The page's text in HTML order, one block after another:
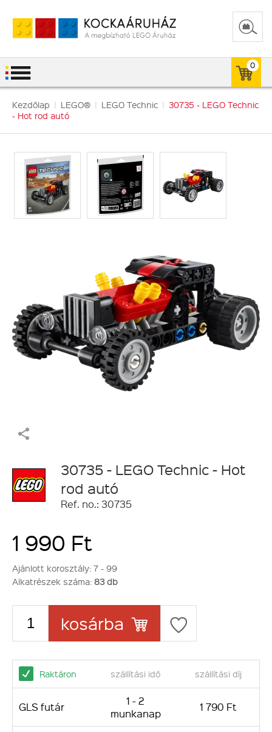
0
Kezdőlap | LEGO® | LEGO Technic | 30735 - LEGO Technic
- Hot rod autó
30735 - LEGO Technic - Hot
rod autó
Ref. no.: 30735
1 990 Ft
Ajánlott korosztály: 7 - 99
Alkatrészek száma: 83 db
kosárba
Raktáron szállítási idő szállítási díj
GLS futár
1 - 2
munkanap
1 790 Ft